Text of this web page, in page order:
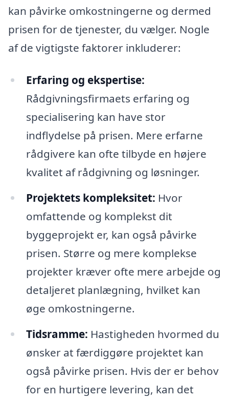
kan påvirke omkostningerne og dermed
prisen for de tjenester, du vælger. Nogle
af de vigtigste faktorer inkluderer:
Erfaring og ekspertise:
Rådgivningsfirmaets erfaring og
specialisering kan have stor
indflydelse på prisen. Mere erfarne
rådgivere kan ofte tilbyde en højere
kvalitet af rådgivning og løsninger.
Projektets kompleksitet: Hvor
omfattende og komplekst dit
byggeprojekt er, kan også påvirke
prisen. Større og mere komplekse
projekter kræver ofte mere arbejde og
detaljeret planlægning, hvilket kan
øge omkostningerne.
Tidsramme: Hastigheden hvormed du
ønsker at færdiggøre projektet kan
også påvirke prisen. Hvis der er behov
for en hurtigere levering, kan det